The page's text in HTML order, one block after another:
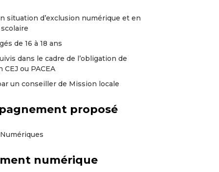
situation d’exclusion numérique et en
de 16 à 18 ans
dans le cadre de l’obligation de
CEJ ou PACEA
un conseiller de Mission locale
proposé
numérique